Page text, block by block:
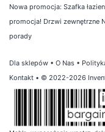
Nowa promocja: Szafka
promocja! Drzwi zewnętrzne
porady
Dla sklepów • O Nas •
Kontakt • © 2022-2026